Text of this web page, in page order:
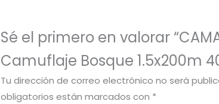
Sé el primero en valorar
Camuflaje Bosque 1.5x200m
Tu dirección de correo electrónico no será
obligatorios están marcados con *